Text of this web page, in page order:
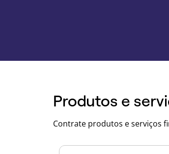
Produtos e
Contrate produtos e serviços